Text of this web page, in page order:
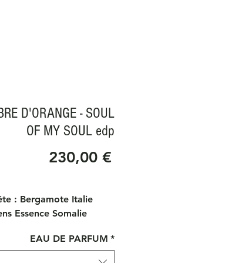
D'ORANGE - SOUL
OF MY SOUL edp
230,00 €
: Bergamote Italie
Essence Somalie
: Beurre d’Iris Orpur,
Orpur, Accord Suede
EAU DE PARFUM *